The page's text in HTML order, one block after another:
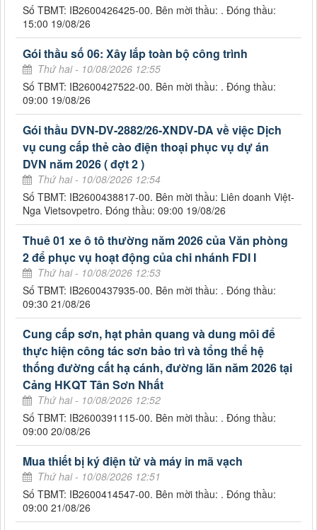
Số TBMT: IB2600426425-00. Bên mời thầu: . Đóng thầu:
15:00 19/08/26
Gói thầu số 06: Xây lắp toàn bộ công trình
Thứ hai - 10/08/2026 12:55
Số TBMT: IB2600427522-00. Bên mời thầu: . Đóng thầu:
09:00 19/08/26
Gói thầu DVN-DV-2882/26-XNDV-DA về việc Dịch
vụ cung cấp thẻ cào điện thoại phục vụ dự án
DVN năm 2026 ( đợt 2 )
Thứ hai - 10/08/2026 12:54
Số TBMT: IB2600438817-00. Bên mời thầu: Liên doanh Việt-
Nga Vietsovpetro. Đóng thầu: 09:00 19/08/26
Thuê 01 xe ô tô thường năm 2026 của Văn phòng
2 để phục vụ hoạt động của chi nhánh FDI I
Thứ hai - 10/08/2026 12:53
Số TBMT: IB2600437935-00. Bên mời thầu: . Đóng thầu:
09:30 21/08/26
Cung cấp sơn, hạt phản quang và dung môi để
thực hiện công tác sơn bảo trì và tổng thể hệ
thống đường cất hạ cánh, đường lăn năm 2026 tại
Cảng HKQT Tân Sơn Nhất
Thứ hai - 10/08/2026 12:52
Số TBMT: IB2600391115-00. Bên mời thầu: . Đóng thầu:
09:00 20/08/26
Mua thiết bị ký điện tử và máy in mã vạch
Thứ hai - 10/08/2026 12:51
Số TBMT: IB2600414547-00. Bên mời thầu: . Đóng thầu:
09:00 21/08/26